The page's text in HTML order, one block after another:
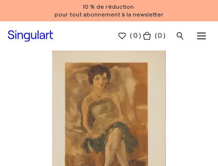
10 % de réduction
pour tout abonnement à la newsletter
(0 ) ( 0 )